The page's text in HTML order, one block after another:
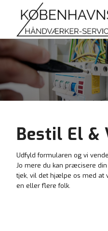
Bestil El &
Udfyld formularen og vi
Jo mere du kan præcisere
tjek, vil det hjælpe os med at
en eller flere folk.